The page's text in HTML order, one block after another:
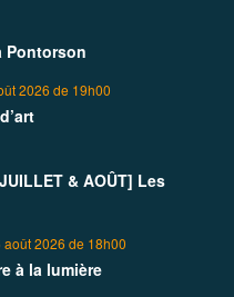
Pontorson
2026 de 19h00
& AOÛT] Les
août 2026 de 18h00
à la lumière